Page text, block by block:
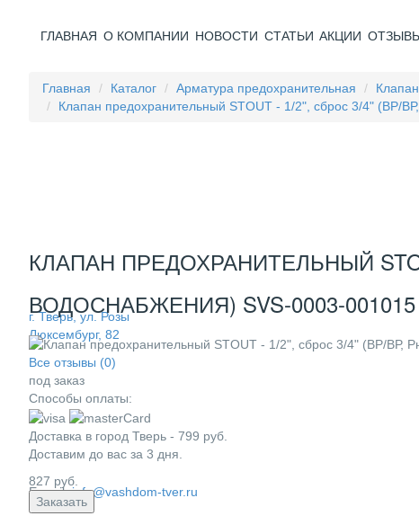
ГЛАВНАЯ О КОМПАНИИ НОВОСТИ СТАТЬИ АКЦИИ
г. Тверь, ул. Розы
Люксембург, 82
E-mail: info@vashdom-tver.ru
Главная Каталог Арматура предохранительная
Клапан предохранительный STOUT - 1/2", сброс 3/4" (ВР/
КЛАПАН ПРЕДОХРАНИТЕЛЬНЫЙ
ВОДОСНАБЖЕНИЯ) SVS-0003-001015
Все отзывы (0)
под заказ
Способы оплаты:
Доставка в город Тверь - 799 руб.
Доставим до вас за 3 дня.
827 руб.
Заказать